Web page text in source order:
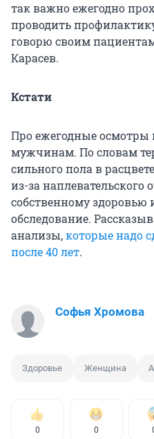
так важно ежегодно
проводить
говорю своим
Карасев.
Кстати
Про ежегодные осмотры
мужчинам. По словам
сильного пола в
из-за наплевательского
собственному
обследование.
анализы,которые надо
после 40 лет.
Софья Хромова
Здоровье Женщина
0 0